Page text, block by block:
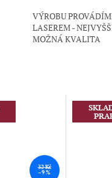
VÝROBU
LASEREM -
MOŽNÁ KVALITA
32 Kč
–9 %